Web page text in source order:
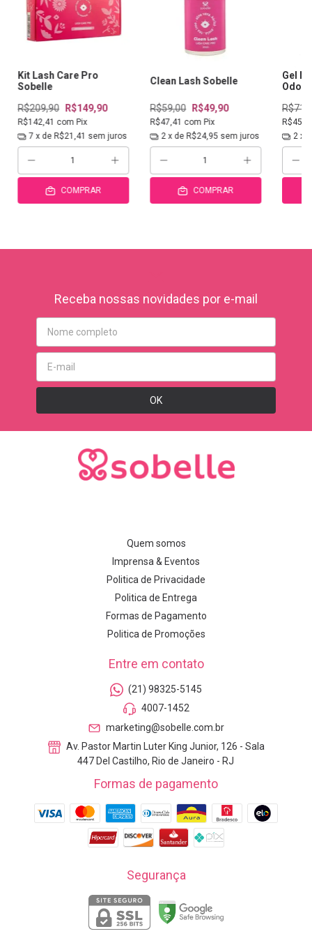
Kit Lash Care Pro
Sobelle
R$209,90
R$149,90
R$142,41 com Pix
7 x de R$21,41 sem juros
COMPRAR
Clean Lash Sobelle
R$59,00 R$49,90
R$47,41 com Pix
2 x de R$24,95 sem juros
COMPRAR
Gel
Odor
2 x
Receba nossas novidades por e-mail
Quem somos
Imprensa & Eventos
Politica de Privacidade
Politica de Entrega
Formas de Pagamento
Politica de Promoções
Entre em contato
(21) 98325-5145
4007-1452
marketing@sobelle.com.br
Av. Pastor Martin Luter King Junior, 126 - Sala
447 Del Castilho, Rio de Janeiro - RJ
Formas de pagamento
Segurança